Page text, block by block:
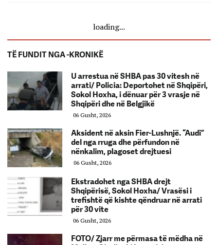
loading...
TË FUNDIT NGA -KRONIKË
U arrestua në SHBA pas 30 vitesh në
arrati/ Policia: Deportohet në Shqipëri,
Sokol Hoxha, i dënuar për 3 vrasje në
Shqipëri dhe në Belgjikë
06 Gusht, 2026
Aksident në aksin Fier-Lushnjë. “Audi”
del nga rruga dhe përfundon në
nënkalim, plagoset drejtuesi
06 Gusht, 2026
Ekstradohet nga SHBA drejt
Shqipërisë, Sokol Hoxha/ Vrasësi i
trefishtë që kishte qëndruar në arrati
për 30 vite
06 Gusht, 2026
FOTO/ Zjarr me përmasa të mëdha në